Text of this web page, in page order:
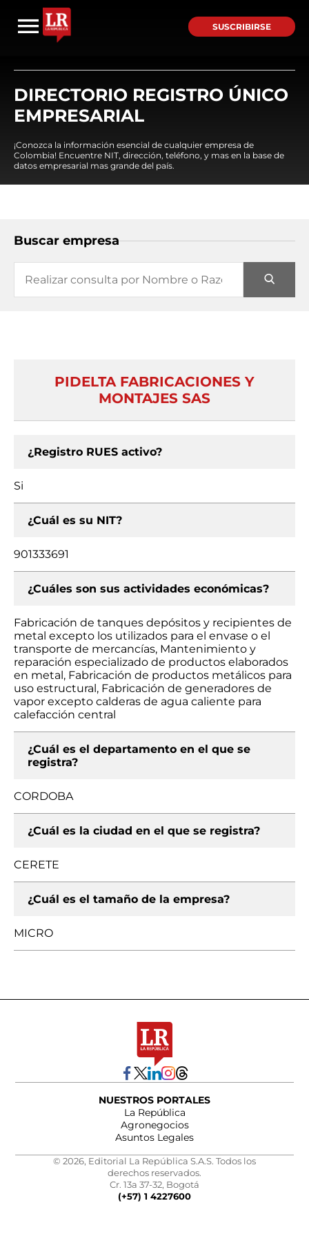
SUSCRIBIRSE
DIRECTORIO REGISTRO ÚNICO
EMPRESARIAL
¡Conozca la información esencial de cualquier empresa de
Colombia! Encuentre NIT, dirección, teléfono, y mas en la base de
datos empresarial mas grande del país.
Buscar empresa
PIDELTA FABRICACIONES Y
MONTAJES SAS
¿Registro RUES activo?
Si
¿Cuál es su NIT?
901333691
¿Cuáles son sus actividades económicas?
Fabricación de tanques depósitos y recipientes de
metal excepto los utilizados para el envase o el
transporte de mercancías, Mantenimiento y
reparación especializado de productos elaborados
en metal, Fabricación de productos metálicos para
uso estructural, Fabricación de generadores de
vapor excepto calderas de agua caliente para
calefacción central
¿Cuál es el departamento en el que se
registra?
CORDOBA
¿Cuál es la ciudad en el que se registra?
CERETE
¿Cuál es el tamaño de la empresa?
MICRO
NUESTROS PORTALES
La República
Agronegocios
Asuntos Legales
© 2026, Editorial La República S.A.S. Todos los
derechos reservados.
Cr. 13a 37-32, Bogotá
(+57) 1 4227600